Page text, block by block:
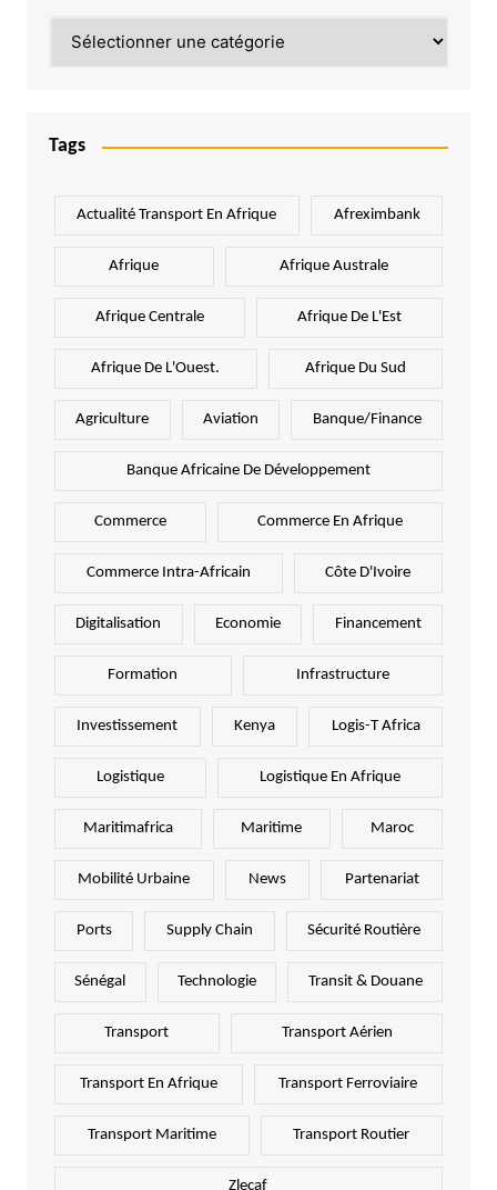
Tags
Actualité Transport En Afrique Afreximbank
Afrique Afrique Australe
Afrique Centrale Afrique De L'Est
Afrique De L'Ouest. Afrique Du Sud
Agriculture Aviation Banque/Finance
Banque Africaine De Développement
Commerce Commerce En Afrique
Commerce Intra-Africain Côte D'Ivoire
Digitalisation Economie Financement
Formation Infrastructure
Investissement Kenya Logis-T Africa
Logistique Logistique En Afrique
Maritimafrica Maritime Maroc
Mobilité Urbaine News Partenariat
Ports Supply Chain Sécurité Routière
Sénégal Technologie Transit & Douane
Transport Transport Aérien
Transport En Afrique Transport Ferroviaire
Transport Maritime Transport Routier
Zlecaf